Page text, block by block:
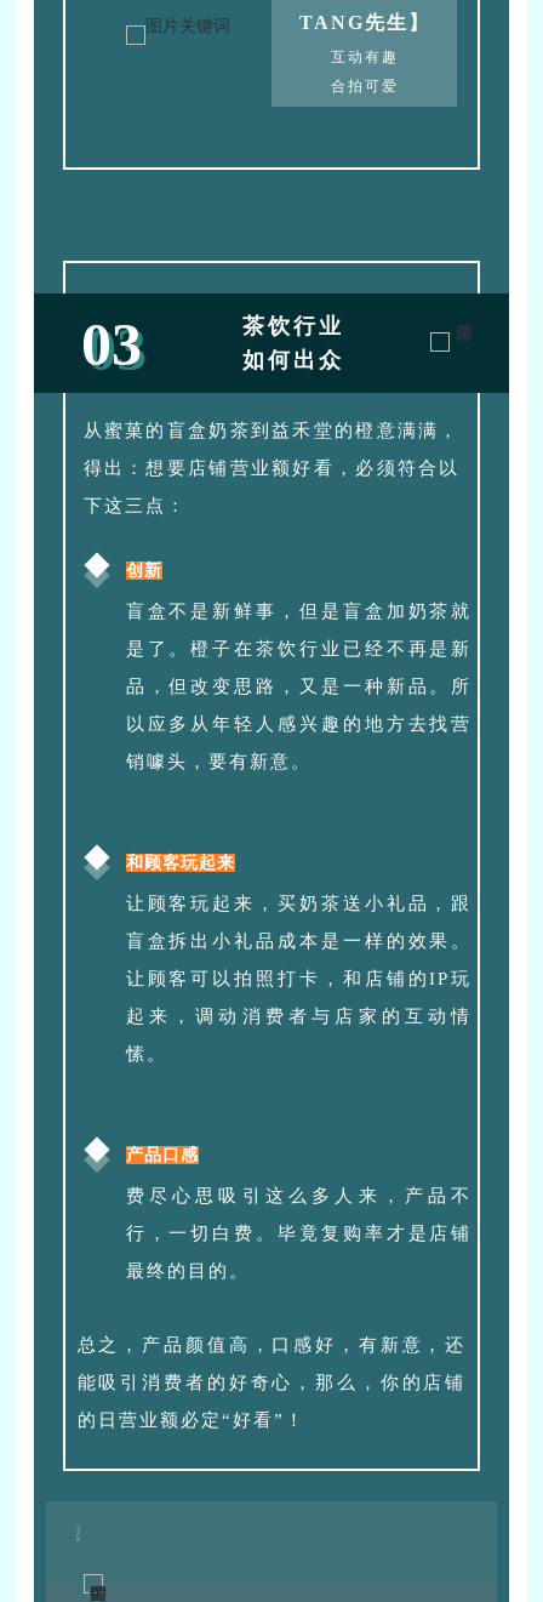
TANG先生 】
互动有趣
合拍可爱
03
茶饮行业
如何出众
从蜜菓的盲盒奶茶到益禾堂的橙意满满，
得出：想要店铺营业额好看，必须符合以
下这三点：
创新
盲盒不是新鲜事，但是盲盒加奶茶就
是了。橙子在茶饮行业已经不再是新
品，但改变思路，又是一种新品。所
以应多从年轻人感兴趣的地方去找营
销噱头，要有新意。
和顾客玩起来
让顾客玩起来，买奶茶送小礼品，跟
盲盒拆出小礼品成本是一样的效果。
让顾客可以拍照打卡，和店铺的IP玩
起来，调动消费者与店家的互动情
愫。
产品口感
费尽心思吸引这么多人来，产品不
行，一切白费。毕竟复购率才是店铺
最终的目的。
总之，产品颜值高，口感好，有新意，还
能吸引消费者的好奇心，那么，你的店铺
的日营业额必定“好看”！
/